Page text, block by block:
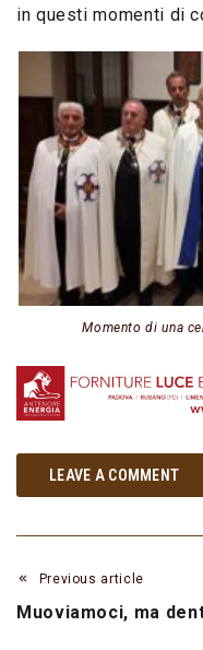
in questi momenti di
Momento di una
LEAVE A COMMENT
Previous article
Muoviamoci, ma